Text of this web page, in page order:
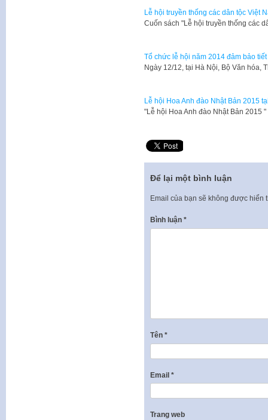
Lễ hội truyền thống các dân tộc Việt
​Cuốn sách "Lễ hội truyền thống các
Tổ chức lễ hội năm 2014 đảm bảo
​Ngày 12/12, tại Hà Nội, Bộ Văn hóa,
Lễ hội Hoa Anh đào Nhật Bản 2015
​"Lễ hội Hoa Anh đào Nhật Bản
Để lại một bình luận
Email của bạn sẽ không được hiển
Bình luận *
Tên *
Email *
Trang web